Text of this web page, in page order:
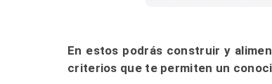
En estos podrás construir y
criterios que te permiten un